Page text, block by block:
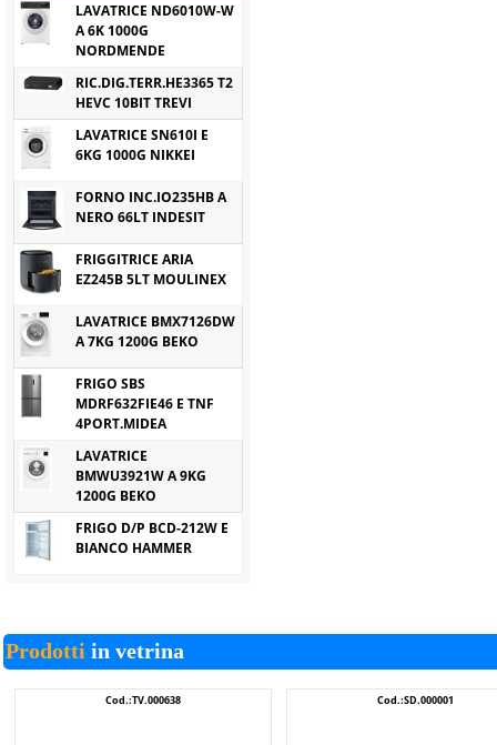
LAVATRICE ND6010W-W
A 6K 1000G
NORDMENDE
RIC.DIG.TERR.HE3365 T2
HEVC 10BIT TREVI
LAVATRICE SN610I E
6KG 1000G NIKKEI
FORNO INC.IO235HB A
NERO 66LT INDESIT
FRIGGITRICE ARIA
EZ245B 5LT MOULINEX
LAVATRICE BMX7126DW
A 7KG 1200G BEKO
FRIGO SBS
MDRF632FIE46 E TNF
4PORT.MIDEA
LAVATRICE
BMWU3921W A 9KG
1200G BEKO
FRIGO D/P BCD-212W E
BIANCO HAMMER
Prodotti in vetrina
Cod.:TV.000638 Cod.:SD.000001